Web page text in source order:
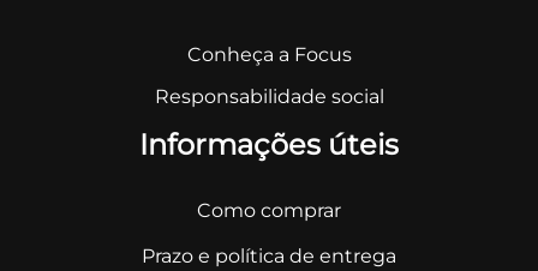
Conheça a Focus
Responsabilidade social
Informações úteis
Como comprar
Prazo e política de entrega